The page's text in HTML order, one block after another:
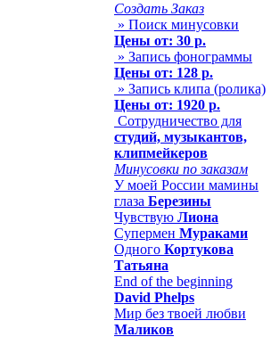
Создать Заказ
» Поиск минусовки
Цены от: 30 р.
» Запись фонограммы
Цены от: 128 р.
» Запись клипа (ролика)
Цены от: 1920 р.
Сотрудничество для
студий, музыкантов,
клипмейкеров
Минусовки по заказам
У моей России мамины
глаза Березины
Чувствую Лиона
Супермен Мураками
Одного Кортукова
Татьяна
End of the beginning
David Phelps
Мир без твоей любви
Маликов